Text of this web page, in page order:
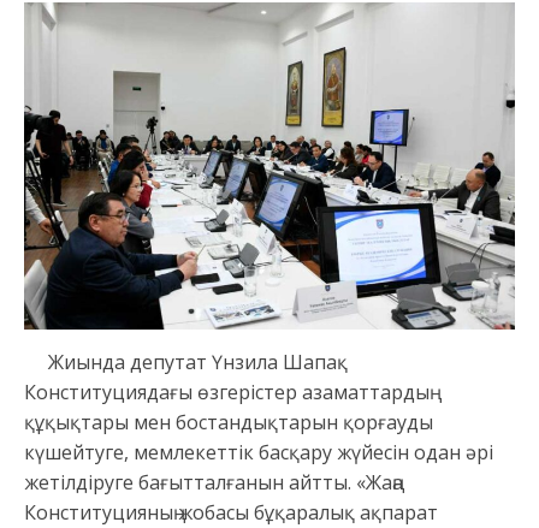
Жиында депутат Үнзила Шапақ
Конституциядағы өзгерістер азаматтардың
құқықтары мен бостандықтарын қорғауды
күшейтуге, мемлекеттік басқару жүйесін одан әрі
жетілдіруге бағытталғанын айтты. «Жаңа
Конституцияның жобасы бұқаралық ақпарат